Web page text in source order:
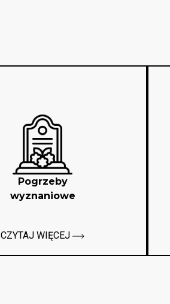
Pogrzeby
wyznaniowe
CZYTAJ WIĘCEJ